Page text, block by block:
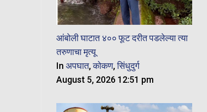
आंबोली घाटात ४०० फूट दरीत पडलेल्या त्या
तरुणाचा मृत्यू
In अपघात,कोकण,सिंधुदुर्ग
August 5, 2026 12:51 pm